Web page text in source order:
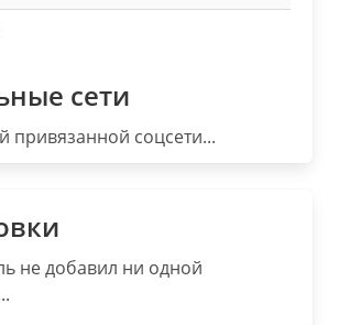
сети
привязанной соцсети...
не добавил ни одной